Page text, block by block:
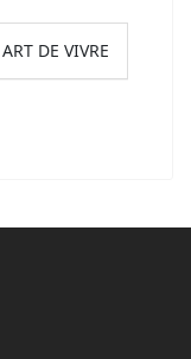
ART DE VIVRE